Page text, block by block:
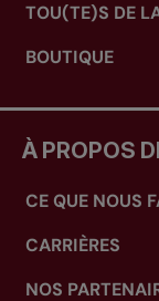
TOU(TE)S DE
BOUTIQUE
À PROPOS
CE QUE NOUS
CARRIÈRES
NOS